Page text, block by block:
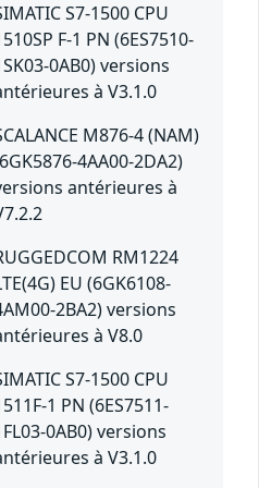
S7-1500 CPU
F-1 PN (6ES7510-
0AB0) versions
à V3.1.0
M876-4 (NAM)
4AA00-2DA2)
antérieures à
RM1224
EU (6GK6108-
2BA2) versions
à V8.0
S7-1500 CPU
1 PN (6ES7511-
0AB0) versions
à V3.1.0